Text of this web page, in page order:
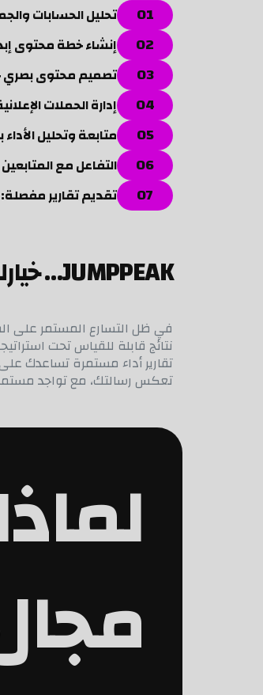
تحليل الحسابات
إنشاء خطة محتوى
تصميم محتوى بصري
إدارة الحملات
متابعة وتحليل
التفاعل مع
تقديم تقارير
JUMPPEAK… خيارك الأمثل بين شركات سوشيال ميديا في السعودية:
تقارير أداء مستمرة تساعدك
تعكس رسالتك، مع تواجد مستمر